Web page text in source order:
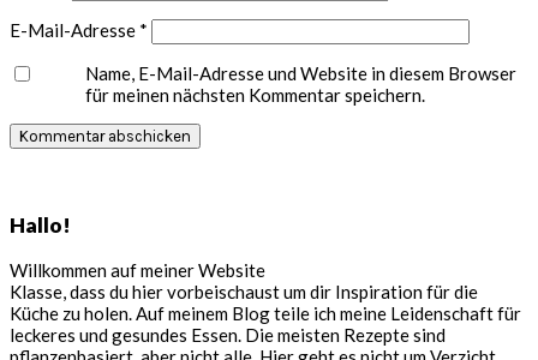
E-Mail-Adresse *
Name, E-Mail-Adresse und Website in diesem Browser
für meinen nächsten Kommentar speichern.
Hallo!
Willkommen auf meiner Website
Klasse, dass du hier vorbeischaust um dir Inspiration für die
Küche zu holen. Auf meinem Blog teile ich meine Leidenschaft für
leckeres und gesundes Essen. Die meisten Rezepte sind